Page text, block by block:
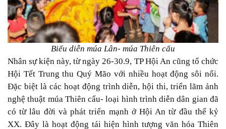
Biểu diễn múa Lân- múa Thiên cẩu
Nhân sự kiện này, từ ngày 26-30.9, TP Hội An cũng tổ chức
Hội Tết Trung thu Quý Mão với nhiều hoạt động sôi nổi.
Đặc biệt là các hoạt động trình diễn, hội thi, triển lãm ảnh
nghệ thuật múa Thiên cẩu- loại hình trình diễn dân gian đã
có từ lâu đời và phát triển mạnh ở Hội An từ đầu thế kỷ
XX. Đây là hoạt động tái hiện hình tượng văn hóa Thiên